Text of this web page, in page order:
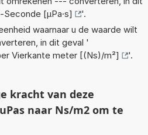
[µPa·s]
'.
waarnaar u de waarde wilt
in dit geval '
Vierkante meter [(Ns)/m²]
'.
kracht van deze
naar Ns/m2 om te